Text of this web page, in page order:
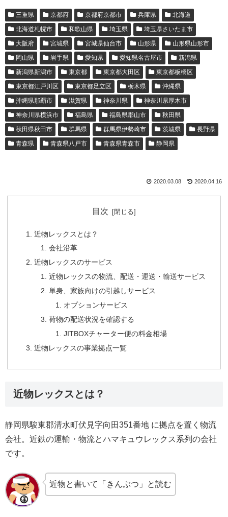
三重県 京都府 京都府京都市 兵庫県
北海道
北海道札幌市
和歌山県 埼玉県
埼玉県さいたま市
大阪府
宮城県 宮城県仙台市 山形県
山形県山形市
岡山県
岩手県 愛知県 愛知県名古屋市
新潟県
新潟県新潟市
東京都 東京都大田区
東京都板橋区
東京都江戸川区
東京都足立区 栃木県
沖縄県
沖縄県那覇市
滋賀県 神奈川県
神奈川県厚木市
神奈川県横浜市
福島県 福島県郡山市
秋田県
秋田県秋田市
群馬県 群馬県伊勢崎市 茨城県
長野県
青森県
青森県八戸市 青森県青森市 静岡県
2020.03.08 2020.04.16
目次
近物レックスとは？
会社沿革
近物レックスのサービス
近物レックスの物流、配送・運送・輸送サービス
単身、家族向けの引越しサービス
オプションサービス
荷物の配送状況を確認する
JITBOXチャーター便の料金相場
近物レックスの事業拠点一覧
近物レックスとは？
静岡県駿東郡清水町伏見字向田351番地 に拠点を置く物流
会社。近鉄の運輸・物流とハマキュウレックス系列の会社
です。
近物と書いて「きんぶつ」と読む